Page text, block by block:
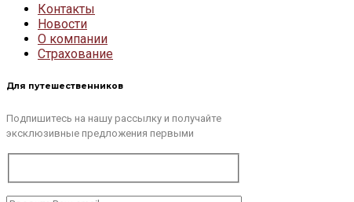
Контакты
Новости
О компании
Страхование
Для путешественников
Подпишитесь на нашу рассылку и получайте
эксклюзивные предложения первыми